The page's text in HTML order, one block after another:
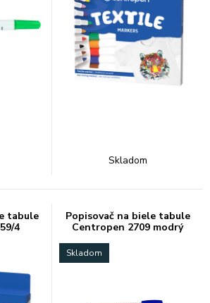
Skladom
tabule
4
Popisovač na biele tabule
Centropen 2709 modrý
Skladom